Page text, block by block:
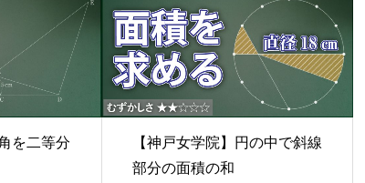
を二等分
【神戸女学院】円の中で斜線
部分の面積の和